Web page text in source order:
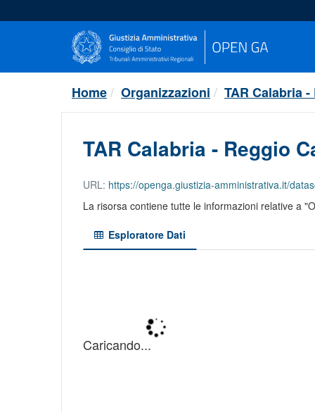
al
Home Organizzazioni TAR Calabria
TAR Calabria - Reggio
URL: https://openga.giustizia-amministrativa.it/dataset/
La risorsa contiene tutte le informazioni relative a
Esploratore Dati